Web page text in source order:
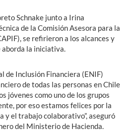
Schnake junto a Irina
de la Comisión Asesora para la
se refirieron a los alcances y
la iniciativa.
de Inclusión Financiera (ENIF)
de todas las personas en Chile
jóvenes como uno de los grupos
por eso estamos felices por la
y el trabajo colaborativo”, aseguró
del Ministerio de Hacienda.